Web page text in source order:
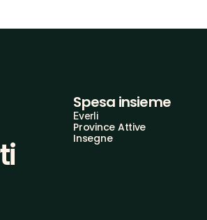
Spesa insieme
Everli
Province Attive
Insegne